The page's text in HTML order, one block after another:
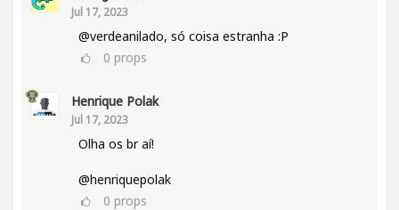
Jul 17, 2023
@verdeanilado, só coisa estranha :P
0 props
Henrique Polak
Jul 17, 2023
Olha os br aí!
@henriquepolak
0 props